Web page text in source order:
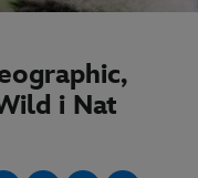
i Nat